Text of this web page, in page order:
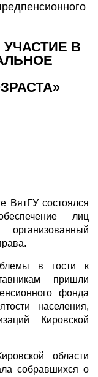
В
ВятГУ состоялся
лиц
в гости к
пришли
фонда
населения,
Кировской
области
собравшихся о